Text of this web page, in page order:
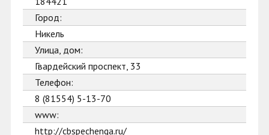
Город:
Никель
Улица, дом:
Гвардейский проспект, 33
Телефон:
8 (81554) 5-13-70
www:
http://cbspechenga.ru/